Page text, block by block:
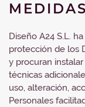
Diseño A24 S.L.
protección de los
y procuran
técnicas
uso, alteración,
Personales